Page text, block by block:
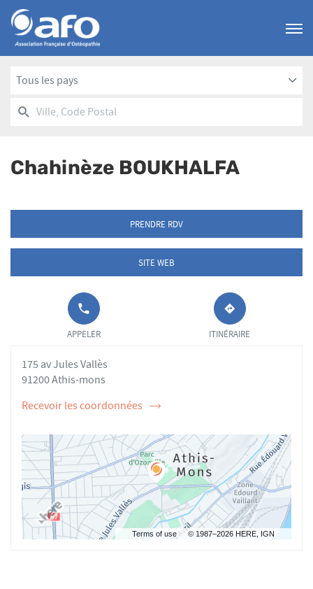
Menu
Tous les pays
Ville,RECHERCHER
UN
AFO
Chahinèze BOUKHALFA
PRENDRE RDV
APPELER LE
POINT DE
VENTE
BOUKHALFA
AU
APPELER ITINÉRAIRE
JUSQU'AU
POINT
DE
SITE WEB
175 av Jules Vallès
91200 Athis-mons
Recevoir les coordonnées
de
Chahinèze
BOUKHALFA
Terms of use © 1987–2026 HERE, IGN